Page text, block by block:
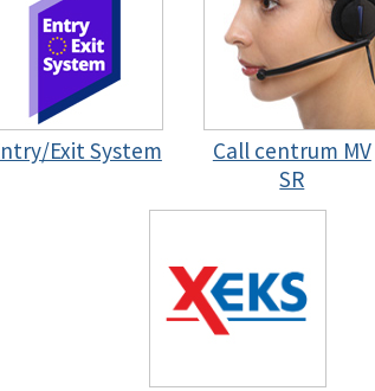
Exit System
Call centrum MV
SR